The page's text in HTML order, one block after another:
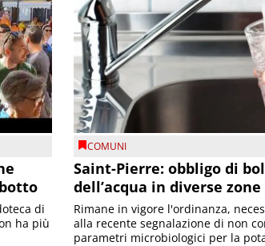
di
ha più
COMUNI
Saint-Pierre: obbligo di
dell’acqua in diverse
Rimane in vigore l'ordinanza,
alla recente segnalazione di non
parametri microbiologici per la